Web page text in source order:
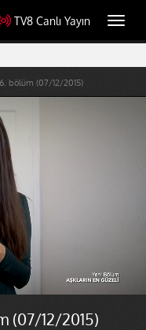
TV8 Canlı Yayın
bölüm (07/12/2015)
(07/12/2015)